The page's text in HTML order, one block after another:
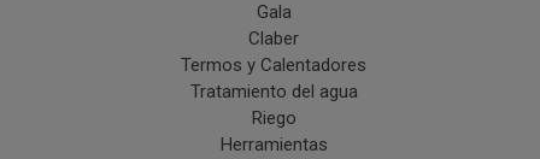
Gala
Claber
Termos y Calentadores
Tratamiento del agua
Riego
Herramientas